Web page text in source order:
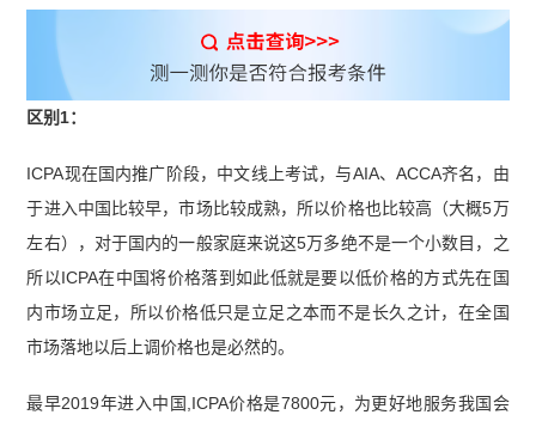
区别1：
ICPA现在国内推广阶段，中文线上考试，与AIA、ACCA齐名，由
于进入中国比较早，市场比较成熟，所以价格也比较高（大概5万
左右），对于国内的一般家庭来说这5万多绝不是一个小数目，之
所以ICPA在中国将价格落到如此低就是要以低价格的方式先在国
内市场立足，所以价格低只是立足之本而不是长久之计，在全国
市场落地以后上调价格也是必然的。
最早2019年进入中国,ICPA价格是7800元，为更好地服务我国会